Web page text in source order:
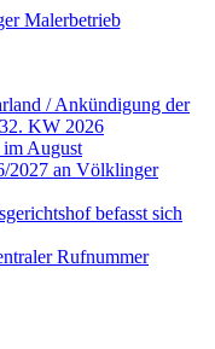
/ Ankündigung der
KW 2026
August
2027 an Völklinger
befasst sich
Rufnummer